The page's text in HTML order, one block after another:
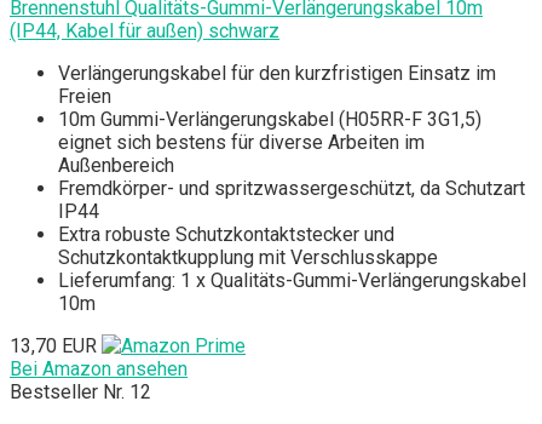
Brennenstuhl Qualitäts-Gummi-Verlängerungskabel 10m
(IP44, Kabel für außen) schwarz
Verlängerungskabel für den kurzfristigen Einsatz im
Freien
10m Gummi-Verlängerungskabel (H05RR-F 3G1,5)
eignet sich bestens für diverse Arbeiten im
Außenbereich
Fremdkörper- und spritzwassergeschützt, da Schutzart
IP44
Extra robuste Schutzkontaktstecker und
Schutzkontaktkupplung mit Verschlusskappe
Lieferumfang: 1 x Qualitäts-Gummi-Verlängerungskabel
10m
13,70 EUR
Bei Amazon ansehen
Bestseller Nr. 12